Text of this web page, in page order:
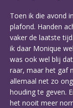
Toen ik die avond
plafond. Handen
vaker de laatste
ik daar Monique
was ook wel blij
raar, maar het gaf
allemaal net zo
houding te geven.
het nooit meer